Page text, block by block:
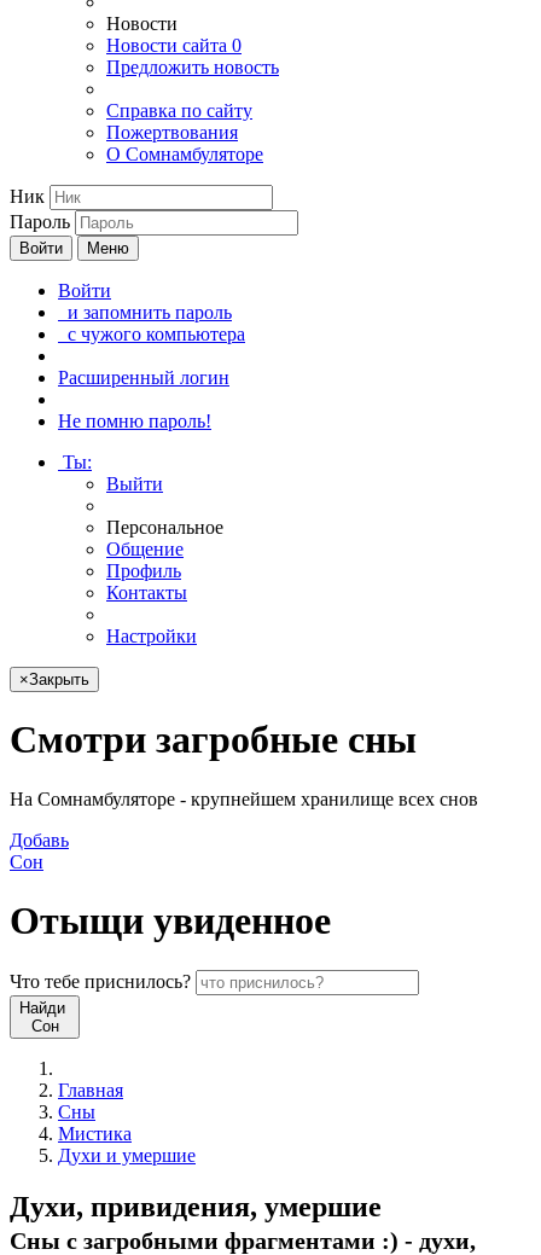
Новости
Новости сайта 0
Предложить новость
Справка по сайту
Пожертвования
О Сомнамбуляторе
Ник
Пароль
Войти Меню
Войти
и запомнить пароль
с чужого компьютера
Расширенный логин
Не помню пароль!
Ты:
Выйти
Персональное
Общение
Профиль
Контакты
Настройки
×Закрыть
Смотри загробные сны
На Сомнамбуляторе - крупнейшем хранилище всех снов
Добавь
Сон
Отыщи увиденное
Что тебе приснилось?
Найди
Сон
Главная
Сны
Мистика
Духи и умершие
Духи, привидения, умершие
Сны с загробными фрагментами :) - духи,